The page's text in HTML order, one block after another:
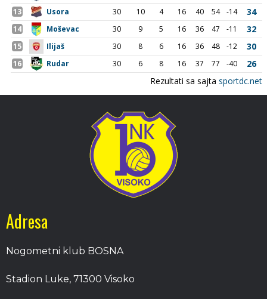
Adresa
Nogometni klub BOSNA
Stadion Luke, 71300 Visoko